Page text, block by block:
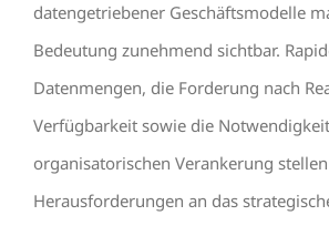
datengetriebener Geschäftsmodelle
Bedeutung zunehmend sichtbar.
Datenmengen, die Forderung nach
Verfügbarkeit sowie die
organisatorischen Verankerung
Herausforderungen an das